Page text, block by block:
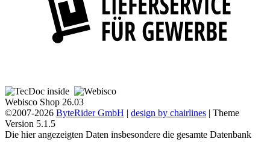
Webisco Shop 26.03
©2007-2026 ByteRider GmbH | design by chairlines | Theme
Version 5.1.5
Die hier angezeigten Daten insbesondere die gesamte Datenbank